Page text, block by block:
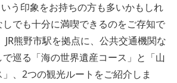
う印象をお持ちの方も多いかもしれ
でも十分に満喫できるのをご存知で
JR熊野市駅を拠点に、公共交通機関な
巡る「海の世界遺産コース」と「山
、2つの観光ルートをご紹介しま